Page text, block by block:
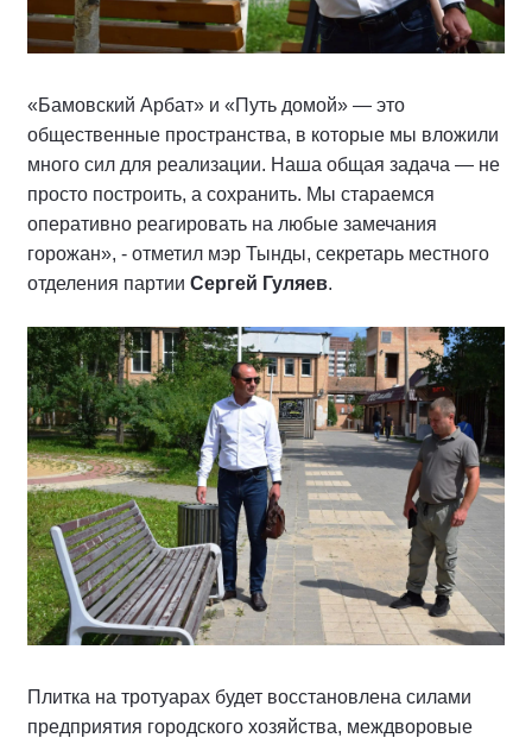
«Бамовский Арбат» и «Путь домой» — это
общественные пространства, в которые мы вложили
много сил для реализации. Наша общая задача — не
просто построить, а сохранить. Мы стараемся
оперативно реагировать на любые замечания
горожан», - отметил мэр Тынды, секретарь местного
отделения партии Сергей Гуляев.
Плитка на тротуарах будет восстановлена силами
предприятия городского хозяйства, междворовые